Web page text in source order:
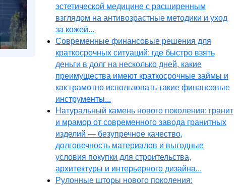
эстетической медицине с расширенным
взглядом на антивозрастные методики и уход
за кожей...
Современные финансовые решения для
краткосрочных ситуаций: где быстро взять
деньги в долг на несколько дней, какие
преимущества имеют краткосрочные займы и
как грамотно использовать такие финансовые
инструменты...
Натуральный камень нового поколения: гранит
и мрамор от современного завода гранитных
изделий — безупречное качество,
долговечность материалов и выгодные
условия покупки для строительства,
архитектуры и интерьерного дизайна...
Рулонные шторы нового поколения: